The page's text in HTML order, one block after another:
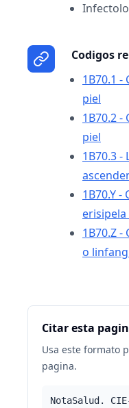
Codigos
1B70.1
piel
1B70.2 -
piel
1B70.3
1B70.Y
1B70.Z
o
Citar esta
Usa este formato
pagina.
NotaSalud.